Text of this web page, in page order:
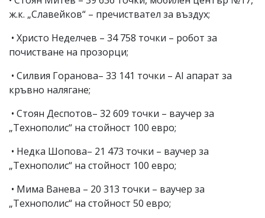
ж.к. „Славейков“ – пречиствател за въздух;
• Христо Неделчев – 34 758 точки – робот за
почистване на прозорци;
• Силвия Горанова– 33 141 точки – AI апарат за
кръвно налягане;
• Стоян Деспотов– 32 609 точки – ваучер за
„Технополис“ на стойност 100 евро;
• Недка Шопова– 21 473 точки – ваучер за
„Технополис“ на стойност 100 евро;
• Мима Ванева – 20 313 точки – ваучер за
„Технополис“ на стойност 50 евро;